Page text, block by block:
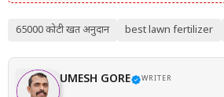
65000 कोटी खत अनुदान best lawn fertilizer
UMESH GORE WRITER